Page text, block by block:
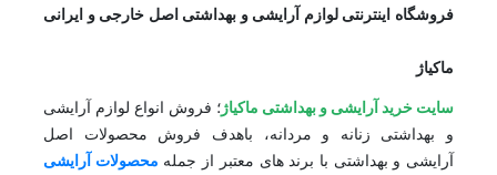
فروشگاه اینترنتی لوازم آرایشی و بهداشتی اصل خارجی و ایرانی
ماکیاژ
سایت خرید آرایشی و بهداشتی ماکیاژ؛ فروش انواع لوازم آرایشی
و بهداشتی زنانه و مردانه، باهدف فروش محصولات اصل
آرایشی و بهداشتی با برند های معتبر از جمله محصولات آرایشی